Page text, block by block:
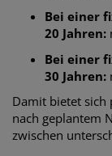
Bei einer
20 Jahren:
Bei einer
30 Jahren:
Damit bietet sich
nach geplantem
zwischen